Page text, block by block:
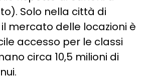
Solo nella città di
mercato delle locazioni è
accesso per le classi
circa 10,5 milioni di